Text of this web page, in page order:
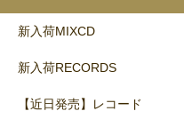
新入荷MIXCD
新入荷RECORDS
【近日発売】レコード